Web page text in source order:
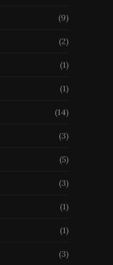
(9)
(2)
(1)
(1)
(14)
(3)
(5)
(3)
(1)
(1)
(3)